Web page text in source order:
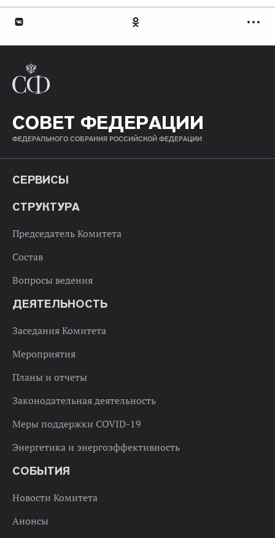
СОВЕТ ФЕДЕРАЦИИ
ФЕДЕРАЛЬНОГО СОБРАНИЯ РОССИЙСКОЙ ФЕДЕРАЦИИ
СЕРВИСЫ
СТРУКТУРА
Председатель Комитета
Состав
Вопросы ведения
ДЕЯТЕЛЬНОСТЬ
Заседания Комитета
Мероприятия
Планы и отчеты
Законодательная деятельность
Меры поддержки COVID-19
Энергетика и энергоэффективность
СОБЫТИЯ
Новости Комитета
Анонсы